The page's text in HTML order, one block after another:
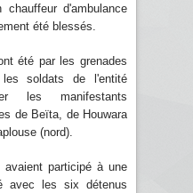
chauffeur d'ambulance
été blessés.
été par les grenades
les soldats de l'entité
les manifestants
de Beïta, de Houwara
(nord).
participé à une
avec les six détenus